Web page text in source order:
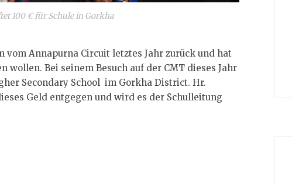
100 € für Schule in Gorkha
vom Annapurna Circuit letztes Jahr zurück und hat
wollen. Bei seinem Besuch auf der CMT dieses Jahr
Secondary School im Gorkha District. Hr.
Geld entgegen und wird es der Schulleitung